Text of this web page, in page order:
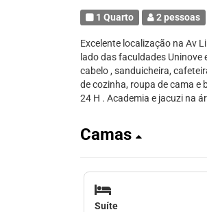
1 Quarto 2 pessoas
Excelente localização na Av
lado das faculdades
cabelo , sanduicheira,
de cozinha, roupa de cama e
24 H . Academia e jacuzi na
Camas
Suíte